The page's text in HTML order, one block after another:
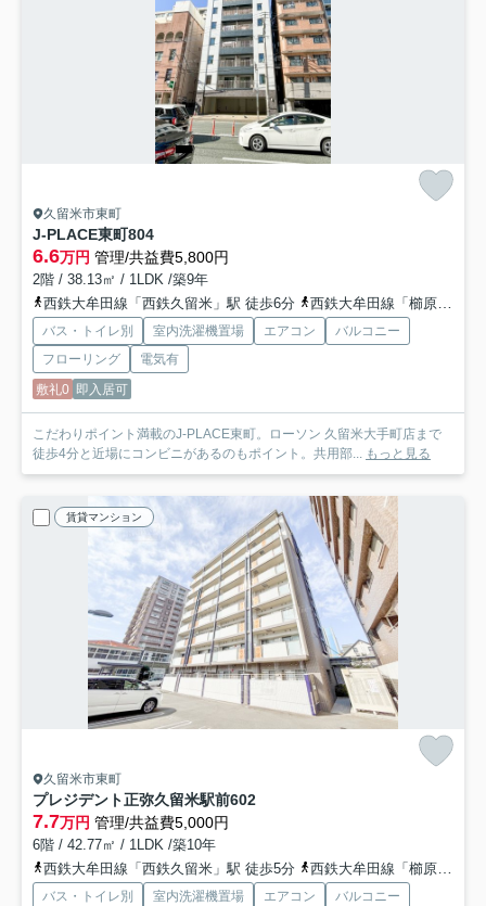
久留米市東町
J-PLACE東町804
6.6万円 管理/共益費5,800円
2階 / 38.13㎡ / 1LDK /築9年
西鉄大牟田線「西鉄久留米」駅 徒歩6分
西鉄大牟田線「櫛原」駅 徒歩9分
バス・トイレ別 室内洗濯機置場 エアコン
バルコニー
フローリング
電気有
敷礼0 即入居可
こだわりポイント満載のJ-PLACE東町。ローソン 久留米大手町店まで
徒歩4分と近場にコンビニがあるのもポイント。共用部... もっと見る
賃貸マンション
久留米市東町
プレジデント正弥久留米駅前602
7.7万円 管理/共益費5,000円
6階 / 42.77㎡ / 1LDK /築10年
西鉄大牟田線「西鉄久留米」駅 徒歩5分
西鉄大牟田線「櫛原」駅 徒歩13分
バス・トイレ別 室内洗濯機置場 エアコン
バルコニー